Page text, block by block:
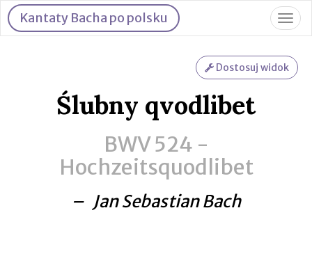
Kantaty Bacha po polsku
Ślubny qvodlibet
BWV 524 -
Hochzeitsquodlibet
– Jan Sebastian Bach
Dostosuj widok